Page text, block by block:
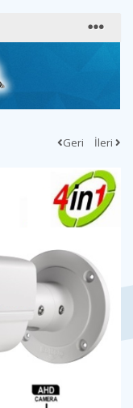
Geri İleri